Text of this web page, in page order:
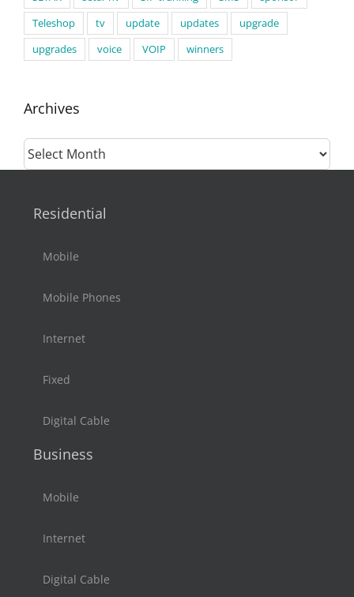
Teleshop
tv update updates
upgrade
upgrades
voice VOIP winners
Archives
Archives
Residential
Mobile
Mobile Phones
Internet
Fixed
Digital Cable
Business
Mobile
Internet
Digital Cable